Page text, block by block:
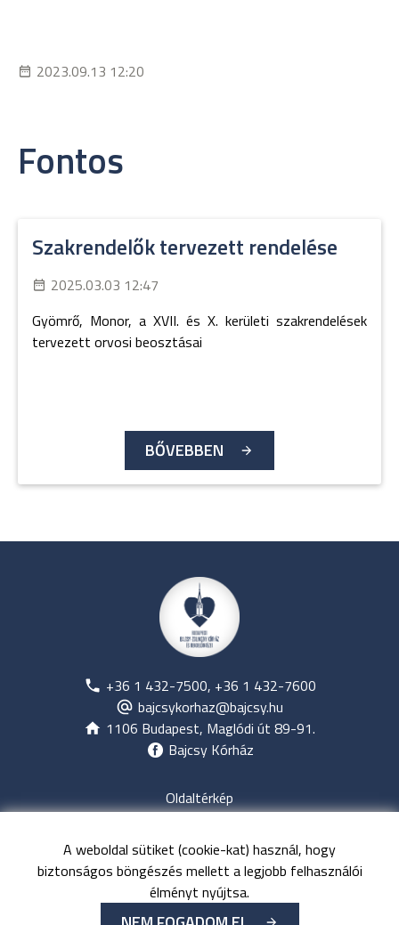
A weboldal sütiket (cookie-kat) használ, hogy
biztonságos böngészés mellett a legjobb felhasználói
élményt nyújtsa.
2023.09.13 12:20
Fontos
Szakrendelők tervezett rendelése
2025.03.03 12:47
Gyömrő, Monor, a XVII. és X. kerületi szakrendelések
tervezett orvosi beosztásai
BŐVEBBEN
+36 1 432-7500, +36 1 432-7600
bajcsykorhaz@bajcsy.hu
1106 Budapest, Maglódi út 89-91.
Bajcsy Kórház
Oldaltérkép
Jogi nyilatkozat
Adatvédelem
Közérdekű adatok
Kapcsolat